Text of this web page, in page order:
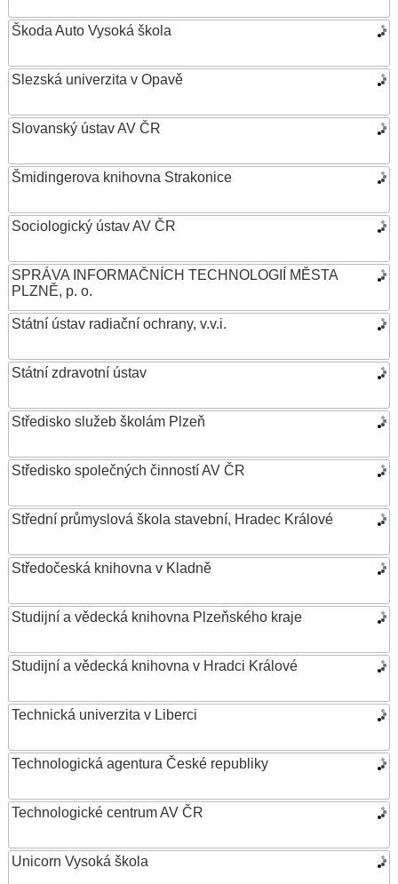
Škoda Auto Vysoká škola
Slezská univerzita v Opavě
Slovanský ústav AV ČR
Šmidingerova knihovna Strakonice
Sociologický ústav AV ČR
SPRÁVA INFORMAČNÍCH TECHNOLOGIÍ MĚSTA
PLZNĚ, p. o.
Státní ústav radiační ochrany, v.v.i.
Státní zdravotní ústav
Středisko služeb školám Plzeň
Středisko společných činností AV ČR
Střední průmyslová škola stavební, Hradec Králové
Středočeská knihovna v Kladně
Studijní a vědecká knihovna Plzeňského kraje
Studijní a vědecká knihovna v Hradci Králové
Technická univerzita v Liberci
Technologická agentura České republiky
Technologické centrum AV ČR
Unicorn Vysoká škola